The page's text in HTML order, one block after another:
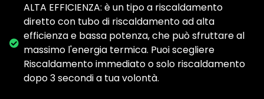
ALTA EFFICIENZA: è un tipo a riscaldamento
diretto con tubo di riscaldamento ad alta
efficienza e bassa potenza, che può sfruttare al
massimo l'energia termica. Puoi scegliere
Riscaldamento immediato o solo riscaldamento
dopo 3 secondi a tua volontà.